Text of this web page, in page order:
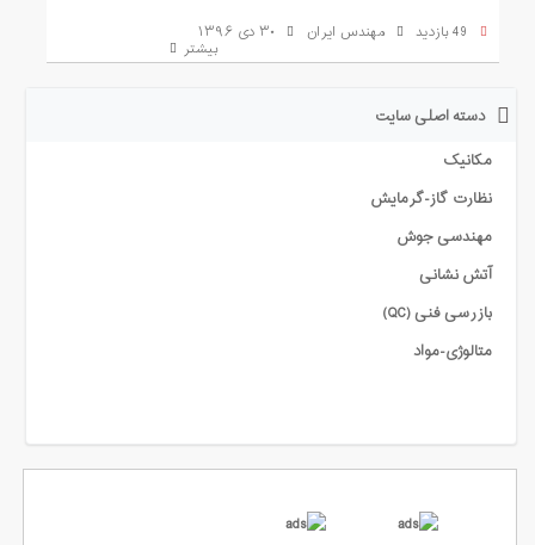
49 بازدید مهندس ایران ۳۰ دی ۱۳۹۶
بیشتر
دسته اصلی سایت
مکانیک
نظارت گاز-گرمایش
مهندسی جوش
آتش نشانی
بازرسی فنی (QC)
متالوژی-مواد